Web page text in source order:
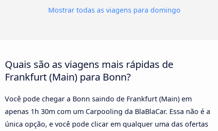
Mostrar todas as viagens para domingo
Quais são as viagens mais rápidas de
Frankfurt (Main) para Bonn?
Você pode chegar a Bonn saindo de Frankfurt (Main) em
apenas 1h 30m com um Carpooling da BlaBlaCar. Essa não é a
única opção, e você pode clicar em qualquer uma das ofertas